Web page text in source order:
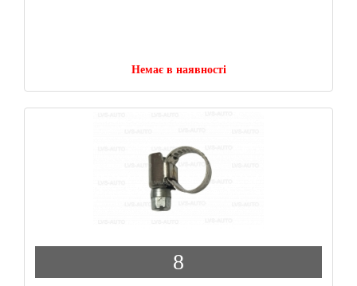
Немає в наявності
8